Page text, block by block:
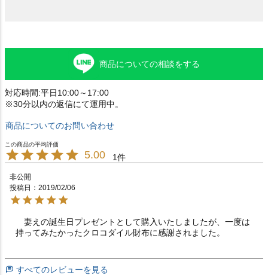
商品についての相談をする
対応時間:平日10:00～17:00
※30分以内の返信にて運用中。
商品についてのお問い合わせ
5.00 1
非公開
投稿日
2019/02/06
妻えの誕生日プレゼントとして購入いたしましたが、一度は
持ってみたかったクロコダイル財布に感謝されました。
すべてのレビューを見る